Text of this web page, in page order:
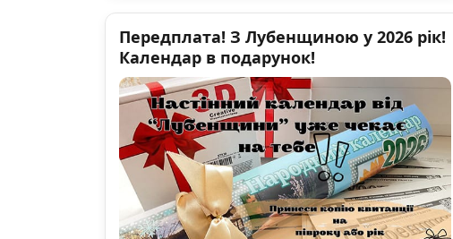
Передплата! З Лубенщиною у 2026 рік!
Календар в подарунок!